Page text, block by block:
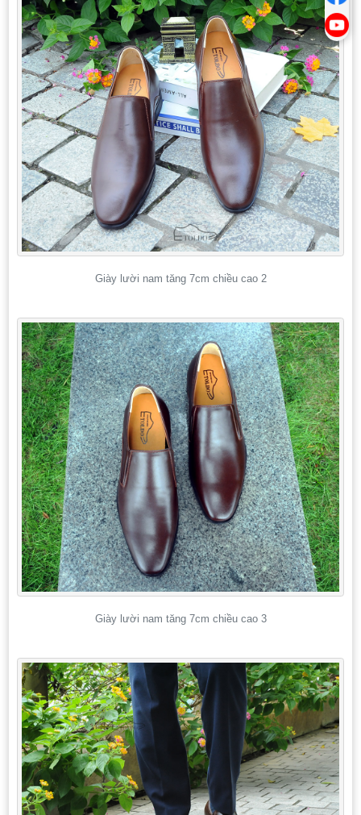
Giày lười nam tăng 7cm chiều cao 2
Giày lười nam tăng 7cm chiều cao 3